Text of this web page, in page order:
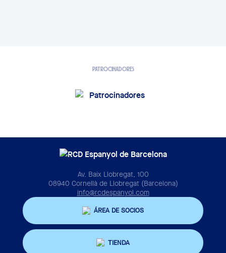
PATROCINADORES
Av. Baix Llobregat, 100
08940 Cornellà de Llobregat (Barcelona)
info@rcdespanyol.com
ÁREA DE SOCIOS
TIENDA